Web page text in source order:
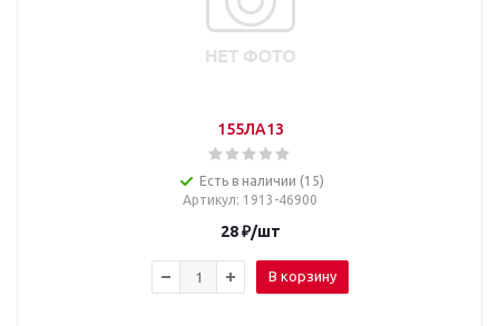
155ЛА13
Есть в наличии (15)
Артикул: 1913-46900
28₽/шт
В корзину